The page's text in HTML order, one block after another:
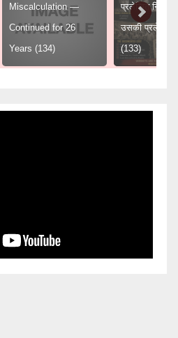
Miscalculation —
Continued for 26
Years (134)
प्रलेखित
उसकी प्रलेखित
(133)